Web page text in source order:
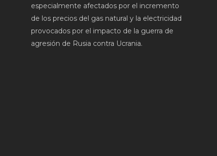
especialmente afectados por el incremento
de los precios del gas natural y la electricidad
provocados por el impacto de la guerra de
agresión de Rusia contra Ucrania.